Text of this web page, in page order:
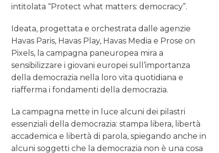
intitolata “Protect what matters: democracy”.
Ideata, progettata e orchestrata dalle agenzie
Havas Paris, Havas Play, Havas Media e Prose on
Pixels, la campagna paneuropea mira a
sensibilizzare i giovani europei sull’importanza
della democrazia nella loro vita quotidiana e
riafferma i fondamenti della democrazia.
La campagna mette in luce alcuni dei pilastri
essenziali della democrazia: stampa libera, libertà
accademica e libertà di parola, spiegando anche in
alcuni soggetti che la democrazia non è una cosa